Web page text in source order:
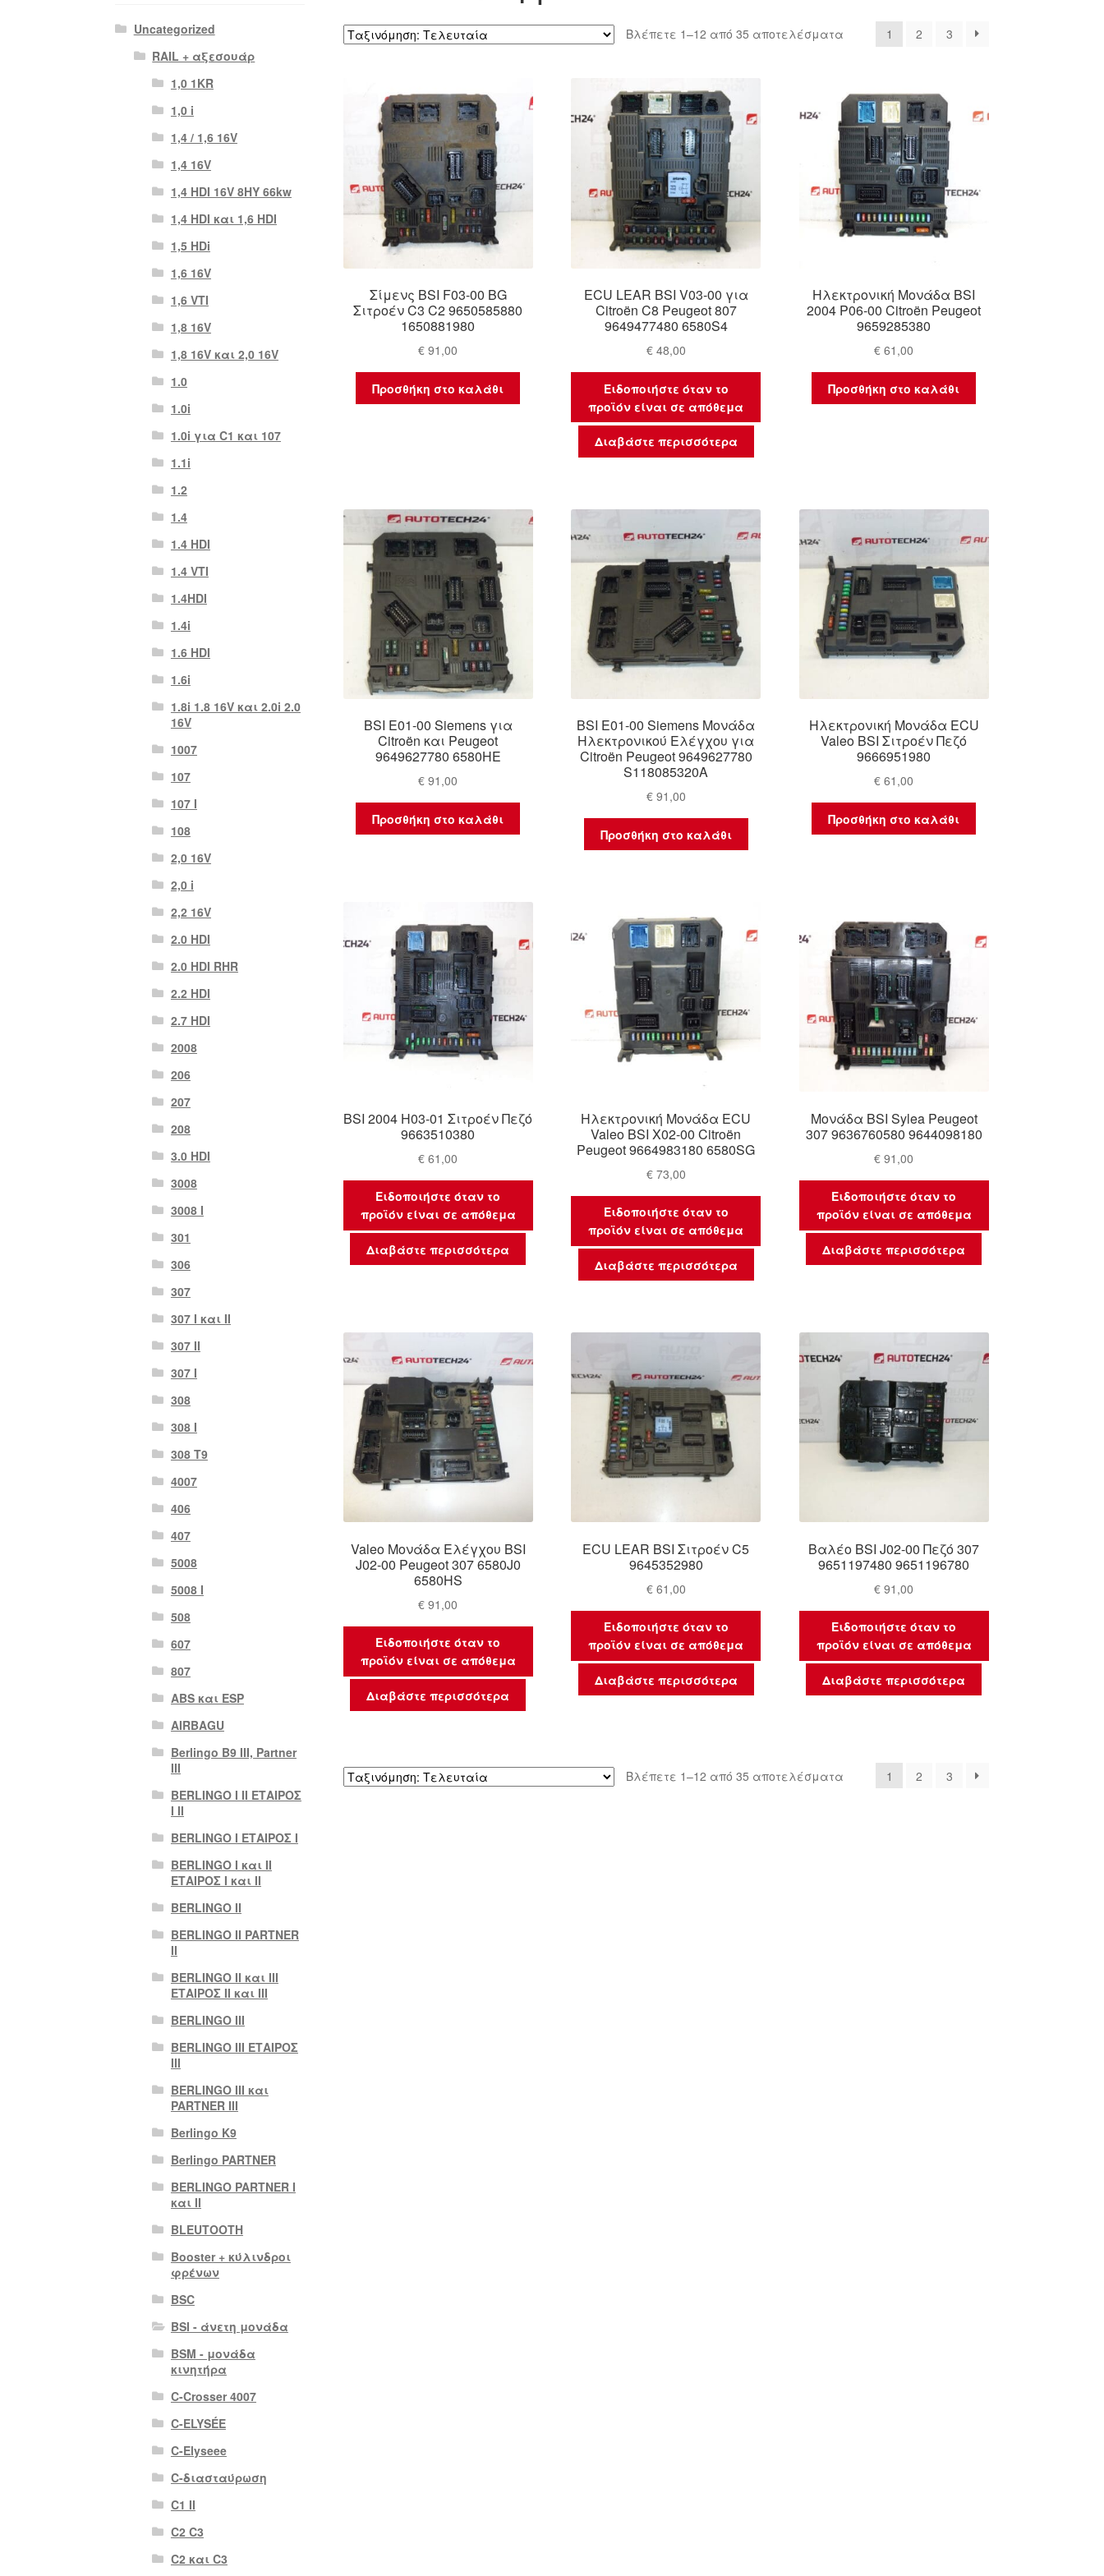
Βλέπετε 1–12 από 35 αποτελέσματαSorted
1 2 3
Σίμενς BSI F03-00 BG
Σιτροέν C3 C2 9650585880
1650881980
€ 91,00
Προσθήκη στο καλάθι
ECU LEAR BSI V03-00 για
Citroën C8 Peugeot 807
9649477480 6580S4
€48,00
Ειδοποιήστε όταν το
προϊόν είναι σε απόθεμα
Διαβάστε περισσότερα
Ηλεκτρονική Μονάδα BSI
2004 P06-00 Citroën Peugeot
9659285380
€ 61,00
Προσθήκη στο καλάθι
BSI E01-00 Siemens για
Citroën και Peugeot
9649627780 6580HE
€ 91,00
Προσθήκη στο καλάθι
BSI E01-00 Siemens Μονάδα
Ηλεκτρονικού Ελέγχου για
Citroën Peugeot 9649627780
S118085320A
€91,00
Προσθήκη στο καλάθι
Ηλεκτρονική Μονάδα ECU
Valeo BSI Σιτροέν Πεζό
9666951980
€ 61,00
Προσθήκη στο καλάθι
BSI 2004 H03-01 Σιτροέν Πεζό
9663510380
€ 61,00
Ειδοποιήστε όταν το
προϊόν είναι σε απόθεμα
Διαβάστε περισσότερα
Ηλεκτρονική Μονάδα ECU
Valeo BSI X02-00 Citroën
Peugeot 9664983180 6580SG
€73,00
Ειδοποιήστε όταν το
προϊόν είναι σε απόθεμα
Διαβάστε περισσότερα
Μονάδα BSI Sylea Peugeot
307 9636760580 9644098180
€ 91,00
Ειδοποιήστε όταν το
προϊόν είναι σε απόθεμα
Διαβάστε περισσότερα
Valeo Μονάδα Ελέγχου BSI
J02-00 Peugeot 307 6580J0
6580HS
€ 91,00
Ειδοποιήστε όταν το
προϊόν είναι σε απόθεμα
Διαβάστε περισσότερα
ECU LEAR BSI Σιτροέν C5
9645352980
€61,00
Ειδοποιήστε όταν το
προϊόν είναι σε απόθεμα
Διαβάστε περισσότερα
Βαλέο BSI J02-00 Πεζό 307
9651197480 9651196780
€ 91,00
Ειδοποιήστε όταν το
προϊόν είναι σε απόθεμα
Διαβάστε περισσότερα
Βλέπετε 1–12 από 35 αποτελέσματαSorted
1 2 3
Uncategorized
RAIL + αξεσουάρ
1,0 1KR
1,0 i
1,4 / 1,6 16V
1,4 16V
1,4 HDI 16V 8HY 66kw
1,4 HDI και 1,6 HDI
1,5 HDi
1,6 16V
1,6 VTI
1,8 16V
1,8 16V και 2,0 16V
1.0
1.0i
1.0i για C1 και 107
1.1i
1.2
1.4
1.4 HDI
1.4 VTI
1.4HDI
1.4i
1.6 HDI
1.6i
1.8i 1.8 16V και 2.0i 2.0
16V
1007
107
107 Ι
108
2,0 16V
2,0 i
2,2 16V
2.0 HDI
2.0 HDI RHR
2.2 HDI
2.7 HDI
2008
206
207
208
3.0 HDI
3008
3008 Ι
301
306
307
307 I και II
307 II
307 Ι
308
308 Ι
308 Τ9
4007
406
407
5008
5008 Ι
508
607
807
ABS και ESP
AIRBAGU
Berlingo B9 III, Partner
III
BERLINGO I II ΕΤΑΙΡΟΣ
I II
BERLINGO I ΕΤΑΙΡΟΣ Ι
BERLINGO I και II
ΕΤΑΙΡΟΣ I και II
BERLINGO II
BERLINGO II PARTNER
II
BERLINGO II και III
ΕΤΑΙΡΟΣ II και III
BERLINGO III
BERLINGO III ΕΤΑΙΡΟΣ
III
BERLINGO III και
PARTNER III
Berlingo K9
Berlingo PARTNER
BERLINGO PARTNER I
και II
BLEUTOOTH
Booster + κύλινδροι
φρένων
BSC
BSI - άνετη μονάδα
BSM - μονάδα
κινητήρα
C-Crosser 4007
C-ELYSÉE
C-Elyseee
C-διασταύρωση
C1 II
C2 C3
C2 και C3